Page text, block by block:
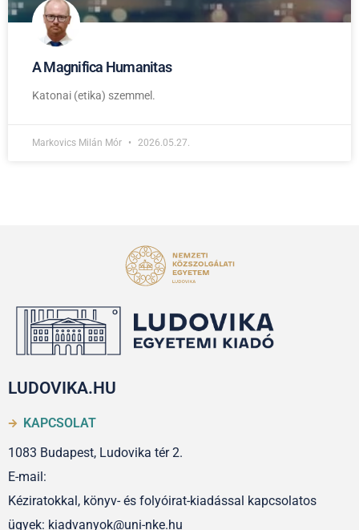
A Magnifica Humanitas
Katonai (etika) szemmel.
Markovics Milán Mór 2026.05.27.
LUDOVIKA.HU
KAPCSOLAT
1083 Budapest, Ludovika tér 2.
E-mail:
Kéziratokkal, könyv- és folyóirat-kiadással kapcsolatos
ügyek: kiadvanyok@uni-nke.hu